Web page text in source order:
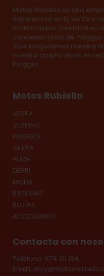
Motos Rubiella es una
experiencia en la venta y
motocicletas. Fundada en
concesionarios de
2014 inaguramos nuestra
nuestro amplio stock en
Piaggio.
Motos Rubiella
VESPA
VESPINO
PIAGGIO
GILERA
PUCH
DERBI
MODA
BATERÍAS
BUJÍAS
ACCESORIOS
Contacta con
Teléfono: 974 311 184
Email: